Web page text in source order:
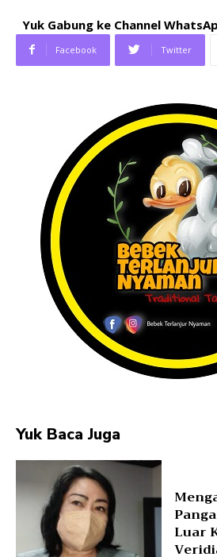
Yuk Gabung ke Channel
Facebook Twitter
Yuk Baca Juga
Luar